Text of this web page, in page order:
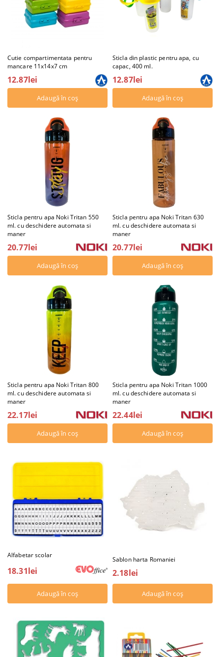
Cutie compartimentata pentru
mancare 11x14x7 cm
12.87lei
Sticla din plastic pentru apa, cu
capac, 400 ml.
12.87lei
Sticla pentru apa Noki Tritan 550
ml. cu deschidere automata si
maner
20.77lei
Sticla pentru apa Noki Tritan 630
ml. cu deschidere automata si
maner
20.77lei
Sticla pentru apa Noki Tritan 800
ml. cu deschidere automata si
maner
22.17lei
Sticla pentru apa Noki Tritan 1000
ml. cu deschidere automata si
maner
22.44lei
Alfabetar scolar
18.31lei
Sablon harta Romaniei
2.18lei